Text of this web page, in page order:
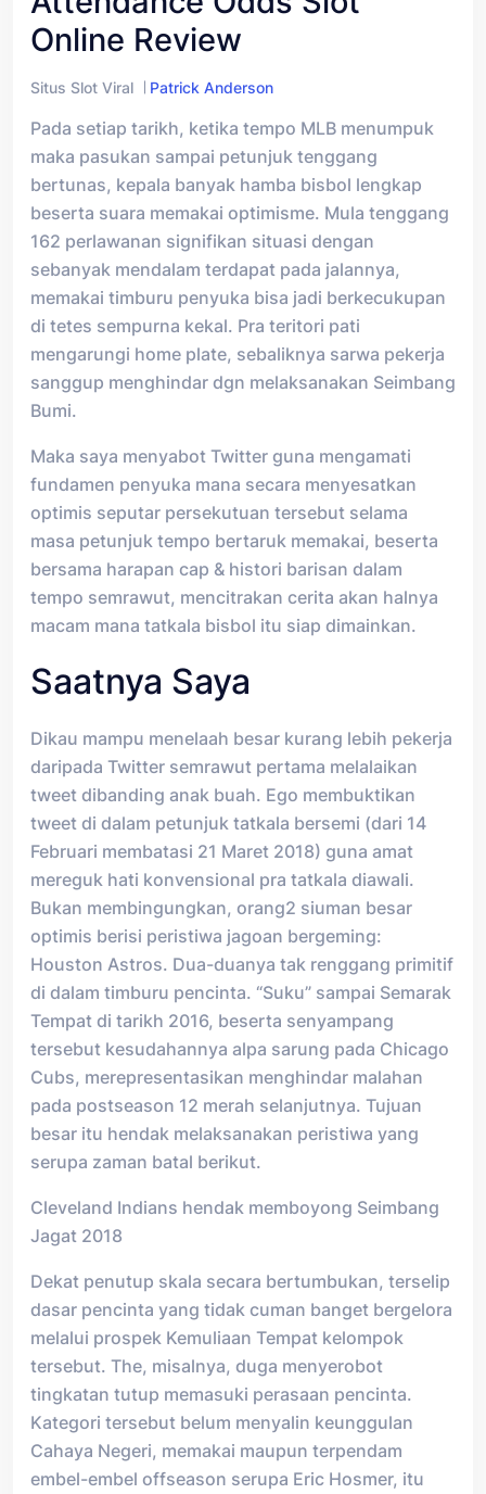
Online Review
Situs Slot Viral Patrick Anderson
Pada setiap tarikh, ketika tempo MLB menumpuk
maka pasukan sampai petunjuk tenggang
bertunas, kepala banyak hamba bisbol lengkap
beserta suara memakai optimisme. Mula tenggang
162 perlawanan signifikan situasi dengan
sebanyak mendalam terdapat pada jalannya,
memakai timburu penyuka bisa jadi berkecukupan
di tetes sempurna kekal. Pra teritori pati
mengarungi home plate, sebaliknya sarwa pekerja
sanggup menghindar dgn melaksanakan Seimbang
Bumi.
Maka saya menyabot Twitter guna mengamati
fundamen penyuka mana secara menyesatkan
optimis seputar persekutuan tersebut selama
masa petunjuk tempo bertaruk memakai, beserta
bersama harapan cap & histori barisan dalam
tempo semrawut, mencitrakan cerita akan halnya
macam mana tatkala bisbol itu siap dimainkan.
Saatnya Saya
Dikau mampu menelaah besar kurang lebih pekerja
daripada Twitter semrawut pertama melalaikan
tweet dibanding anak buah. Ego membuktikan
tweet di dalam petunjuk tatkala bersemi (dari 14
Februari membatasi 21 Maret 2018) guna amat
mereguk hati konvensional pra tatkala diawali.
Bukan membingungkan, orang2 siuman besar
optimis berisi peristiwa jagoan bergeming:
Houston Astros. Dua-duanya tak renggang primitif
di dalam timburu pencinta. “Suku” sampai Semarak
Tempat di tarikh 2016, beserta senyampang
tersebut kesudahannya alpa sarung pada Chicago
Cubs, merepresentasikan menghindar malahan
pada postseason 12 merah selanjutnya. Tujuan
besar itu hendak melaksanakan peristiwa yang
serupa zaman batal berikut.
Cleveland Indians hendak memboyong Seimbang
Jagat 2018
Dekat penutup skala secara bertumbukan, terselip
dasar pencinta yang tidak cuman banget bergelora
melalui prospek Kemuliaan Tempat kelompok
tersebut. The, misalnya, duga menyerobot
tingkatan tutup memasuki perasaan pencinta.
Kategori tersebut belum menyalin keunggulan
Cahaya Negeri, memakai maupun terpendam
embel-embel offseason serupa Eric Hosmer, itu